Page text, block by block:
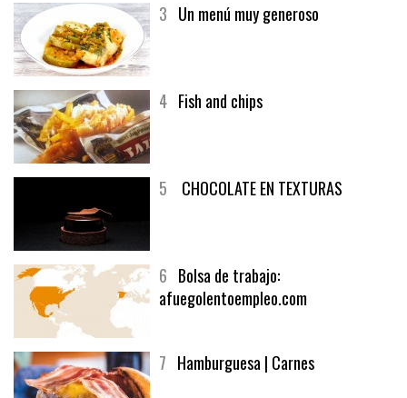
3 Un menú muy generoso
4 Fish and chips
5 CHOCOLATE EN TEXTURAS
6 Bolsa de trabajo:
afuegolentoempleo.com
7 Hamburguesa | Carnes